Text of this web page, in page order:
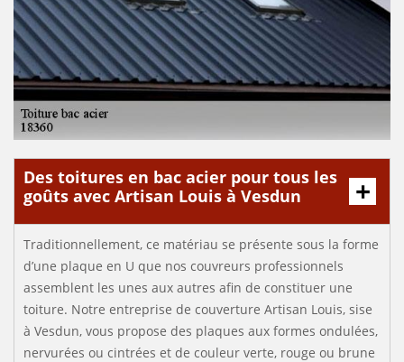
Des toitures en bac acier pour tous les
goûts avec Artisan Louis à Vesdun
Traditionnellement, ce matériau se présente sous la forme
d’une plaque en U que nos couvreurs professionnels
assemblent les unes aux autres afin de constituer une
toiture. Notre entreprise de couverture Artisan Louis, sise
à Vesdun, vous propose des plaques aux formes ondulées,
nervurées ou cintrées et de couleur verte, rouge ou brune